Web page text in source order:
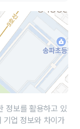
정보를 활용하고 있
기업 정보와 차이가